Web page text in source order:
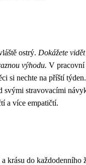
ostrý. Dokážete
výhodu. V pracovní
si nechte na příští
svými stravovacími
a více empatičtí.
krásu do každodenního